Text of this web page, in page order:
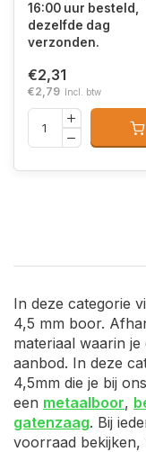
16:00 uur besteld,
dezelfde dag
verzonden.
€2,31
€2,79 Incl. btw
In deze categorie
4,5 mm boor.
materiaal waarin
aanbod. In deze
4,5mm die je bij
een metaalboor,
gatenzaag. Bij
voorraad bekijken,